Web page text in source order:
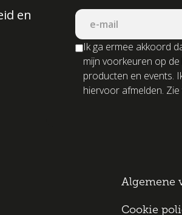
en
Ik ga ermee akkoord
mijn voorkeuren op
producten en events.
hiervoor afmelden.
Algemene
Cookie